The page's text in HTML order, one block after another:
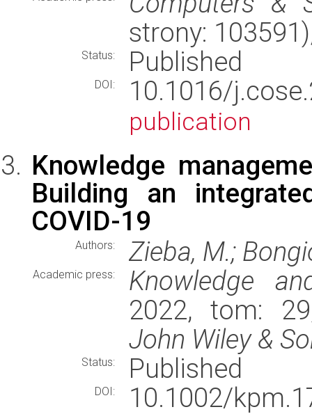
strony:
Status: Published
DOI: 10.1016/
publication
Knowledge
Building an
COVID-19
Authors: Zieba, M.;
Academic press:
Knowledge
2022, tom:
John Wiley &
Status: Published
DOI: 10.1002/